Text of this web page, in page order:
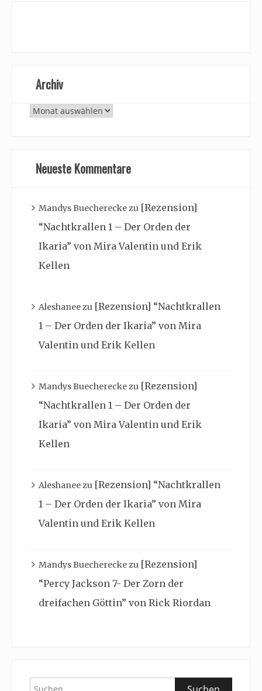
Archiv
Archiv
Neueste Kommentare
Mandys Buechereckezu [Rezension]
“Nachtkrallen 1 – Der Orden der
Ikaria” von Mira Valentin und Erik
Kellen
Aleshaneezu [Rezension] “Nachtkrallen
1 – Der Orden der Ikaria” von Mira
Valentin und Erik Kellen
Mandys Buechereckezu [Rezension]
“Nachtkrallen 1 – Der Orden der
Ikaria” von Mira Valentin und Erik
Kellen
Aleshaneezu [Rezension] “Nachtkrallen
1 – Der Orden der Ikaria” von Mira
Valentin und Erik Kellen
Mandys Buechereckezu [Rezension]
“Percy Jackson 7- Der Zorn der
dreifachen Göttin” von Rick Riordan
Suchen